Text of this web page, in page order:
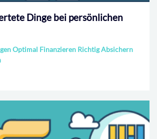
Dinge bei persönlichen
Optimal Finanzieren Richtig Absichern